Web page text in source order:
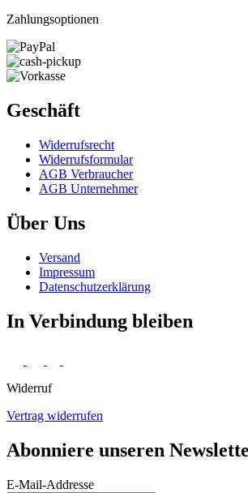
Zahlungsoptionen
Geschäft
Widerrufs­recht
Widerrufs­formular
AGB Verbraucher
AGB Unternehmer
Über Uns
Versand
Impressum
Daten­schutz­erklärung
In Verbindung bleiben
Widerruf
Vertrag widerrufen
Abonniere unseren
E-Mail-Addresse